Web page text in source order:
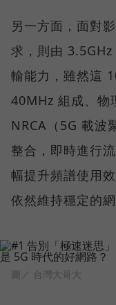
另一方面，面對
求，則由
輸能力，雖然這
40MHz 組成、物
NRCA（5G 載波
整合，即時進行
幅提升頻譜使用
依然維持穩定的網
圖／ 台灣大哥大